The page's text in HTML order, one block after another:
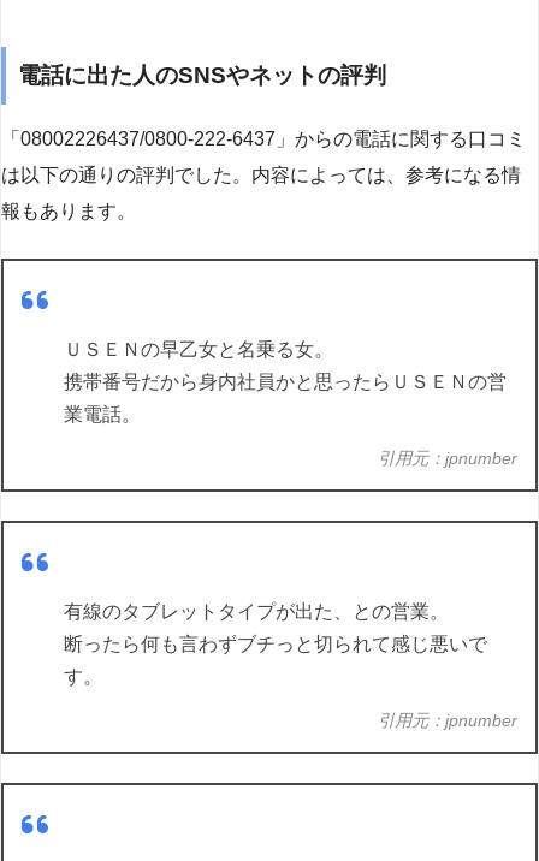
電話に出た人のSNSやネットの評判
「08002226437/0800-222-6437」からの電話に関する口コミ
は以下の通りの評判でした。内容によっては、参考になる情
報もあります。
ＵＳＥＮの早乙女と名乗る女。
携帯番号だから身内社員かと思ったらＵＳＥＮの営
業電話。
引用元：jpnumber
有線のタブレットタイプが出た、との営業。
断ったら何も言わずブチっと切られて感じ悪いで
す。
引用元：jpnumber